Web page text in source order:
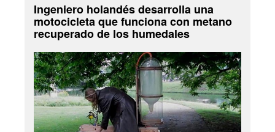
Ingeniero holandés desarrolla una
motocicleta que funciona con metano
recuperado de los humedales